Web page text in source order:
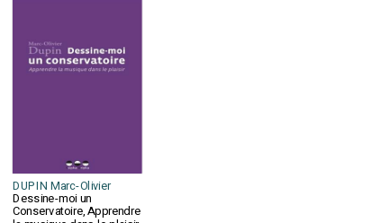
DUPIN Marc-Olivier
Dessine-moi un
Conservatoire, Apprendre